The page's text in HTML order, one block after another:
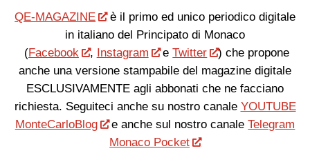
QE-MAGAZINE
è il primo ed unico periodico digitale
in italiano del Principato di Monaco
(Facebook , Instagram eTwitter
) che propone
anche una versione stampabile del magazine digitale
ESCLUSIVAMENTE agli abbonati che ne facciano
richiesta. Seguiteci anche su nostro canale YOUTUBE
MonteCarloBlog
e anche sul nostro canaleTelegram
Monaco Pocket